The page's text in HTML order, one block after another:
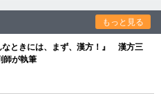
もっと見る
なときには、まず、漢方！』 漢方三
師が執筆